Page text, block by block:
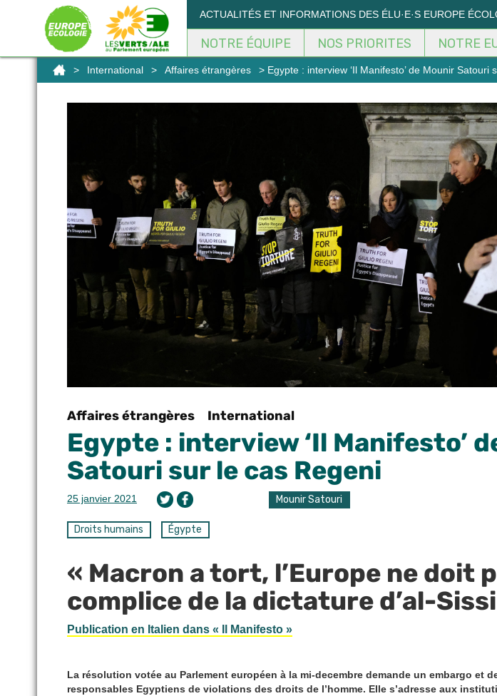
ACTUALITÉS ET INFORMATIONS DES ÉLU·E·S EUROPE
NOTRE ÉQUIPE NOS PRIORITES NOTRE
> International > Affaires étrangères > Egypte : interview ‘Il Manifesto’ de Mounir Satouri
Affaires étrangères International
Egypte : interview ‘Il Manifesto’
Satouri sur le cas Regeni
25 janvier 2021 Mounir Satouri
Droits humains Égypte
« Macron a tort, l’Europe ne doit
complice de la dictature d’al-
Publication en Italien dans « Il Manifesto »
La résolution votée au Parlement européen à la mi-decembre demande un embargo et
responsables Egyptiens de violations des droits de l’homme. Elle s’adresse aux
Panneau de gestion des cookies